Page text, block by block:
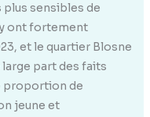
plus sensibles de
y ont fortement
et le quartier Blosne
large part des faits
proportion de
jeune et